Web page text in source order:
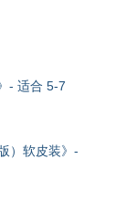
- 适合 5-7
）软皮装》-